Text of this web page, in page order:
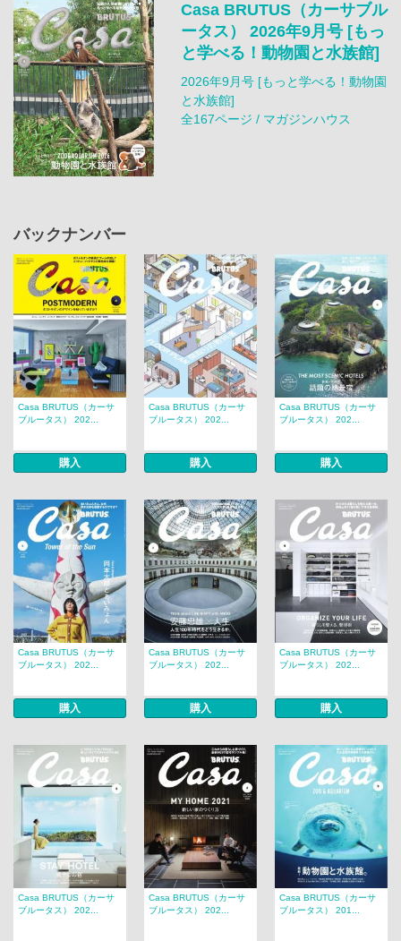
Casa BRUTUS（カーサブル
ータス） 2026年9月号 [もっ
と学べる！動物園と水族館]
2026年9月号 [もっと学べる！動物園
と水族館]
全167ページ / マガジンハウス
バックナンバー
Casa BRUTUS（カーサ
ブルータス） 202...
購入
Casa BRUTUS（カーサ
ブルータス） 202...
購入
Casa BRUTUS（カーサ
ブルータス） 202...
購入
Casa BRUTUS（カーサ
ブルータス） 202...
購入
Casa BRUTUS（カーサ
ブルータス） 202...
購入
Casa BRUTUS（カーサ
ブルータス） 202...
購入
Casa BRUTUS（カーサ
ブルータス） 202...
Casa BRUTUS（カーサ
ブルータス） 202...
Casa BRUTUS（カーサ
ブルータス） 201...